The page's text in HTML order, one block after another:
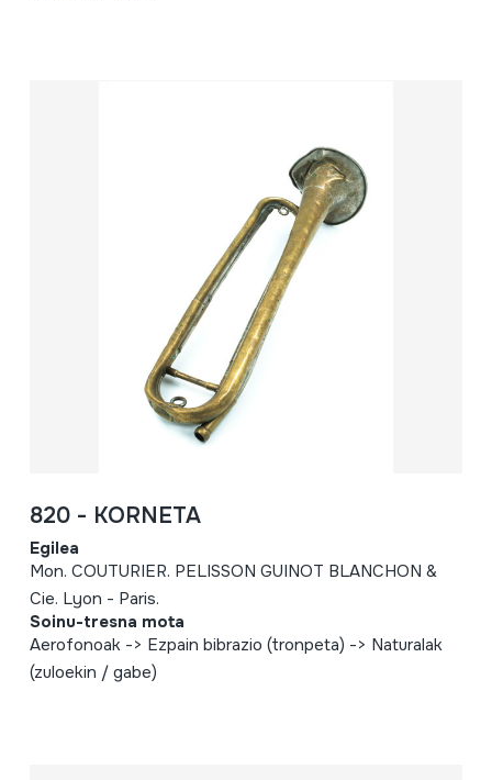
820 - KORNETA
Egilea
Mon. COUTURIER. PELISSON GUINOT BLANCHON &
Cie. Lyon - Paris.
Soinu-tresna mota
Aerofonoak -> Ezpain bibrazio (tronpeta) -> Naturalak
(zuloekin / gabe)